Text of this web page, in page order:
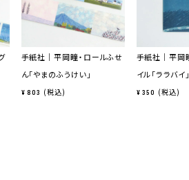
手紙社｜平岡瞳・ロールふせ
ん「やまのふうけい」
¥ 803 税込
手紙社｜平岡
イル「ララバイ」
¥ 350 税込